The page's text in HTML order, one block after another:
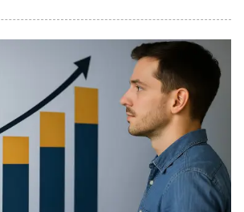
i Evropy ukazuje, které ETF
nejvíce peněz, proč hrají náklady
trendy mohou trh ETF ovlivňovat v